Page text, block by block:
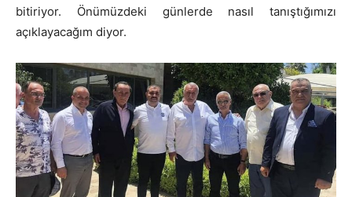
bitiriyor. Önümüzdeki günlerde nasıl tanıştığımızı
açıklayacağım diyor.